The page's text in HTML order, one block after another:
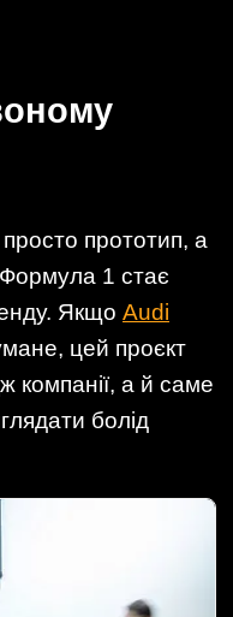
прототип, а
1 стає
Якщо Audi
цей проєкт
компанії, а й саме
болід